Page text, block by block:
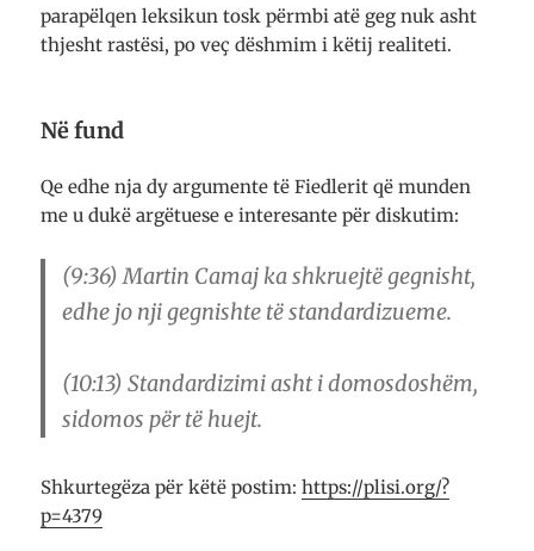
parapëlqen leksikun tosk përmbi atë geg nuk asht
thjesht rastësi, po veç dëshmim i këtij realiteti.
Në fund
Qe edhe nja dy argumente të Fiedlerit që munden
me u dukë argëtuese e interesante për diskutim:
(9:36) Martin Camaj ka shkruejtë gegnisht,
edhe jo nji gegnishte të standardizueme.
(10:13) Standardizimi asht i domosdoshëm,
sidomos për të huejt.
Shkurtegëza për këtë postim:https://plisi.org/?
p=4379